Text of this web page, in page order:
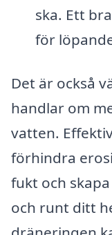
ska. Ett
för
Det är också
handlar om
vatten.
förhindra
fukt och
och runt ditt